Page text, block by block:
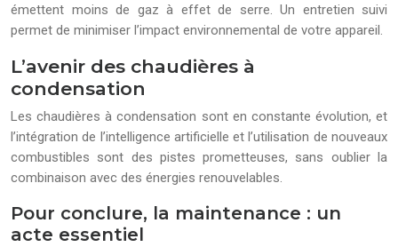
émettent moins de gaz à effet de serre. Un entretien suivi
permet de minimiser l’impact environnemental de votre appareil.
L’avenir des chaudières à
condensation
Les chaudières à condensation sont en constante évolution, et
l’intégration de l’intelligence artificielle et l’utilisation de nouveaux
combustibles sont des pistes prometteuses, sans oublier la
combinaison avec des énergies renouvelables.
Pour conclure, la maintenance : un
acte essentiel